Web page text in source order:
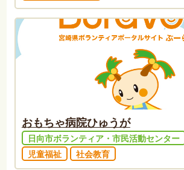
おもちゃ病院ひゅうが
日向市ボランティア・市民活動センター
児童福祉
社会教育